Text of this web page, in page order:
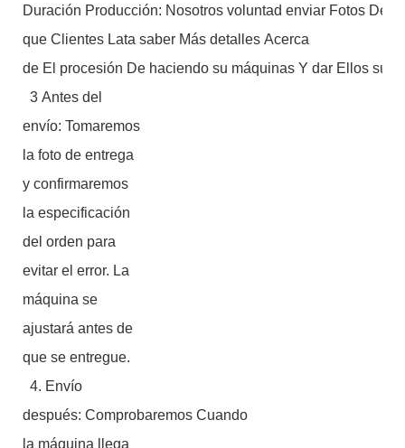
Duración Producción: Nosotros voluntad enviar Fotos De
que Clientes Lata saber Más detalles Acerca
de El procesión De haciendo su máquinas Y dar Ellos
3 Antes del
envío: Tomaremos
la foto de entrega
y confirmaremos
la especificación
del orden para
evitar el error. La
máquina se
ajustará antes de
que se entregue.
4. Envío
después: Comprobaremos Cuando
la máquina llega